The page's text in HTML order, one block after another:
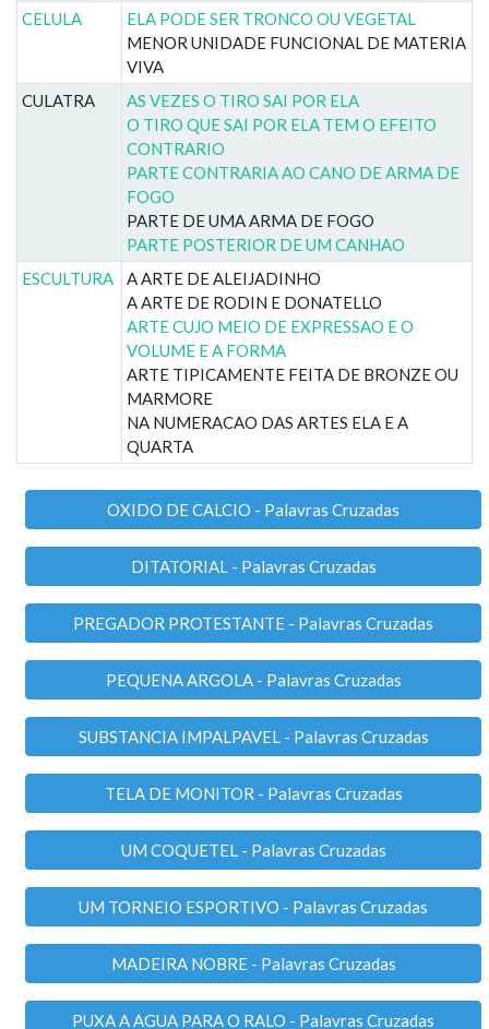
CELULA
ELA PODE SER TRONCO OU VEGETAL
MENOR UNIDADE FUNCIONAL DE MATERIA
VIVA
CULATRA
AS VEZES O TIRO SAI POR ELA
O TIRO QUE SAI POR ELA TEM O EFEITO
CONTRARIO
PARTE CONTRARIA AO CANO DE ARMA DE
FOGO
PARTE DE UMA ARMA DE FOGO
PARTE POSTERIOR DE UM CANHAO
ESCULTURA
A ARTE DE ALEIJADINHO
A ARTE DE RODIN E DONATELLO
ARTE CUJO MEIO DE EXPRESSAO E O
VOLUME E A FORMA
ARTE TIPICAMENTE FEITA DE BRONZE OU
MARMORE
NA NUMERACAO DAS ARTES ELA E A
QUARTA
OXIDO DE CALCIO - Palavras Cruzadas
DITATORIAL - Palavras Cruzadas
PREGADOR PROTESTANTE - Palavras Cruzadas
PEQUENA ARGOLA - Palavras Cruzadas
SUBSTANCIA IMPALPAVEL - Palavras Cruzadas
TELA DE MONITOR - Palavras Cruzadas
UM COQUETEL - Palavras Cruzadas
UM TORNEIO ESPORTIVO - Palavras Cruzadas
MADEIRA NOBRE - Palavras Cruzadas
PUXA A AGUA PARA O RALO - Palavras Cruzadas